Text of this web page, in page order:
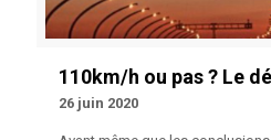
110km/h ou pas ? Le
26 juin 2020